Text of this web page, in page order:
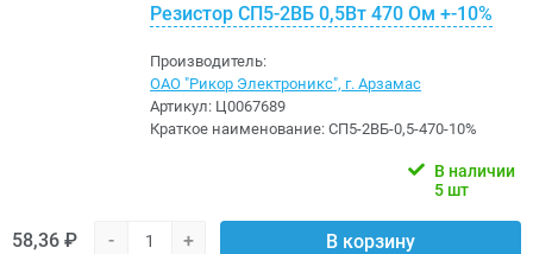
Резистор СП5-2ВБ 0,5Вт 470 Ом +-10%
Производитель:
ОАО "Рикор Электроникс", г. Арзамас
Артикул: Ц0067689
Краткое наименование: СП5-2ВБ-0,5-470-10%
В наличии
5 шт
58,36 ₽ - + В корзину